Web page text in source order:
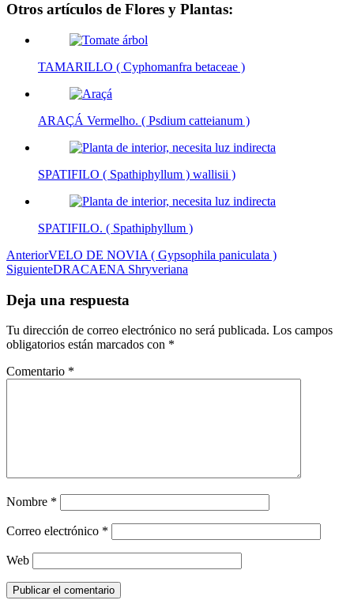
Otros artículos de Flores y Plantas:
TAMARILLO ( Cyphomanfra betaceae )
ARAÇÁ Vermelho. ( Psdium catteianum )
SPATIFILO ( Spathiphyllum ) wallisii )
SPATIFILO. ( Spathiphyllum )
Post
navigation
AnteriorVELO DE NOVIA ( Gypsophila paniculata )
SiguienteDRACAENA Shryveriana
Deja una respuesta
Tu dirección de correo electrónico no será publicada. Los campos
obligatorios están marcados con *
Comentario *
Nombre *
Correo electrónico *
Web